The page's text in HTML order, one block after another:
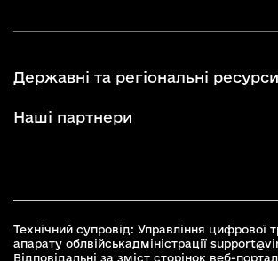
Державні та регіональні ресурси
Наші партнери
Технічний супровід: Управління цифрової
апарату облвійськадміністрації
Відповідальні за зміст сторінок веб-